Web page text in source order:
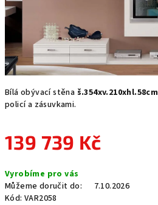
Bílá obývací stěna š.354xv.210xhl.58cm
policí a zásuvkami.
139 739 Kč
cena:
Vyrobíme pro vás
Můžeme doručit do:
7.10.2026
Kód: VAR2058